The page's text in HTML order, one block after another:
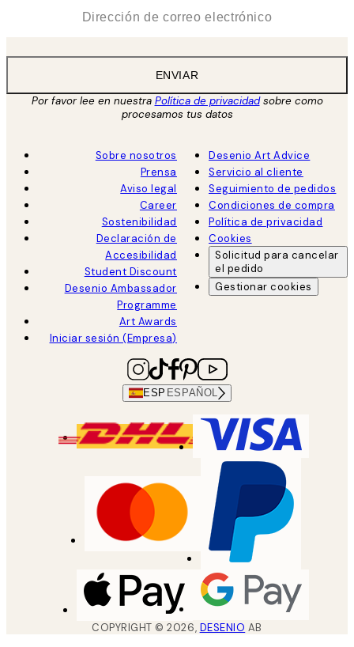
ENVIAR
Por favor lee en nuestra Política de privacidadsobre como
procesamos tus datos
Sobre nosotros
Prensa
Aviso legal
Career
Sostenibilidad
Declaración de
Accesibilidad
Student Discount
Desenio Ambassador
Programme
Art Awards
Iniciar sesión (Empresa)
Desenio Art Advice
Servicio al cliente
Seguimiento de pedidos
Condiciones de compra
Política de privacidad
Cookies
Solicitud para cancelar
el pedido
Gestionar cookies
ESP ESPAÑOL
COPYRIGHT ©2026, DESENIO AB